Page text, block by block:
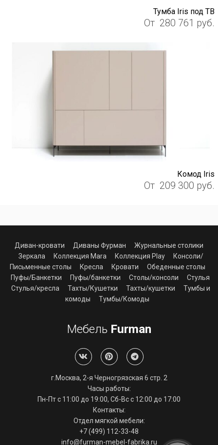
Тумба Iris под ТВ
От 280 761 руб.
Комод Iris
От 209 300 руб.
Диван-кровати Диваны Фурман
Журнальные столики
Зеркала
Коллекция Mara Коллекция Play
Консоли/
Письменные столы
Кресла Кровати
Обеденные столы
Пуфы/Банкетки
Пуфы/банкетки Столы/консоли
Стулья
Стулья/кресла
Тахты/Кушетки Тахты/кушетки
Тумбы и
комоды
Тумбы/Комоды
Мебель Furman
г.Москва, 2-я Черногрязская 6 стр. 2
Часы работы:
Пн-Пт с 11:00 до 19:00, Сб-Вс с 12:00 до 17:00
Контакты:
Отдел мягкой мебели:
+7 (499) 112-33-48
info@furman-mebel-fabrika.ru